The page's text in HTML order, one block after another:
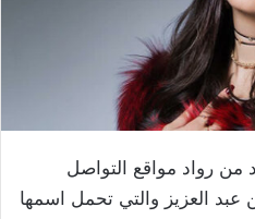
من رواد مواقع التواصل
عبد العزيز والتي تحمل اسمها